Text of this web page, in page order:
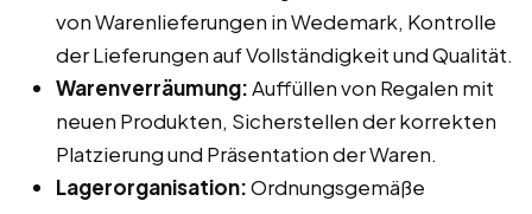
von Warenlieferungen in Wedemark, Kontrolle
der Lieferungen auf Vollständigkeit und Qualität.
Warenverräumung:Auffüllen von Regalen mit
neuen Produkten, Sicherstellen der korrekten
Platzierung und Präsentation der Waren.
Lagerorganisation:Ordnungsgemäße